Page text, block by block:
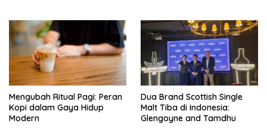
Mengubah Ritual Pagi: Peran
Kopi dalam Gaya Hidup
Modern
Dua Brand Scottish Single
Malt Tiba di Indonesia:
Glengoyne and Tamdhu